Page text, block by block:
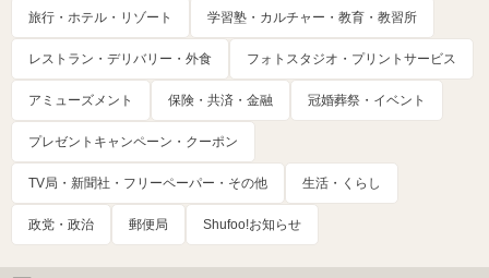
旅行・ホテル・リゾート 学習塾・カルチャー・教育・教習所
レストラン・デリバリー・外食 フォトスタジオ・プリントサービス
アミューズメント 保険・共済・金融 冠婚葬祭・イベント
プレゼントキャンペーン・クーポン
TV局・新聞社・フリーペーパー・その他 生活・くらし
政党・政治 郵便局 Shufoo!お知らせ